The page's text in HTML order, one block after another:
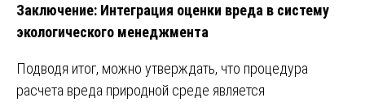
Заключение: Интеграция оценки вреда в систему
экологического менеджмента
Подводя итог, можно утверждать, что процедура
расчета вреда природной среде является